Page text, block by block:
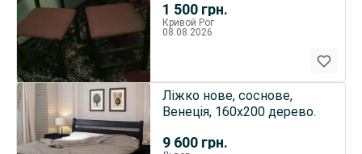
1 500 грн.
Кривой Рог
08.08.2026
9 600 грн.
Ліжко нове, соснове,
Венеція, 160х200 дерево.